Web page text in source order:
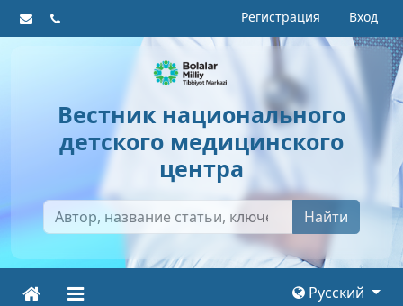
Регистрация Вход
Вестник национального
детского медицинского
центра
Найти
Русский